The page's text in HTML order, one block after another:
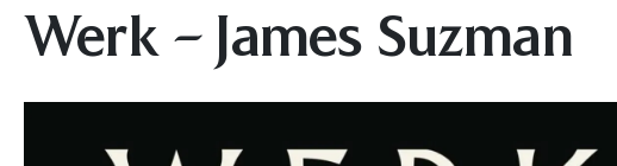
Werk – James Suzman